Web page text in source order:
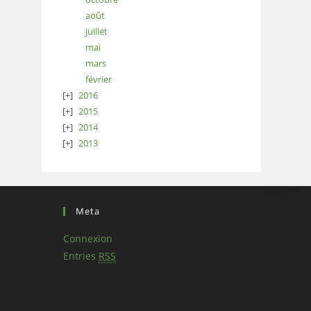
août
juillet
mai
mars
février
2016
2015
2014
2013
Meta
Connexion
Entries RSS